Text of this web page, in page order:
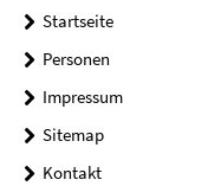
Startseite
Personen
Impressum
Sitemap
Kontakt